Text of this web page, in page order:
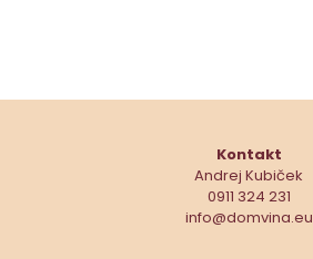
Kontakt
Andrej Kubiček
0911 324 231
info@domvina.eu